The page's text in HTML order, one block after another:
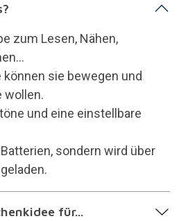
zum Lesen, Nähen,
können sie bewegen und
wollen.
und eine einstellbare
sondern wird über
für...